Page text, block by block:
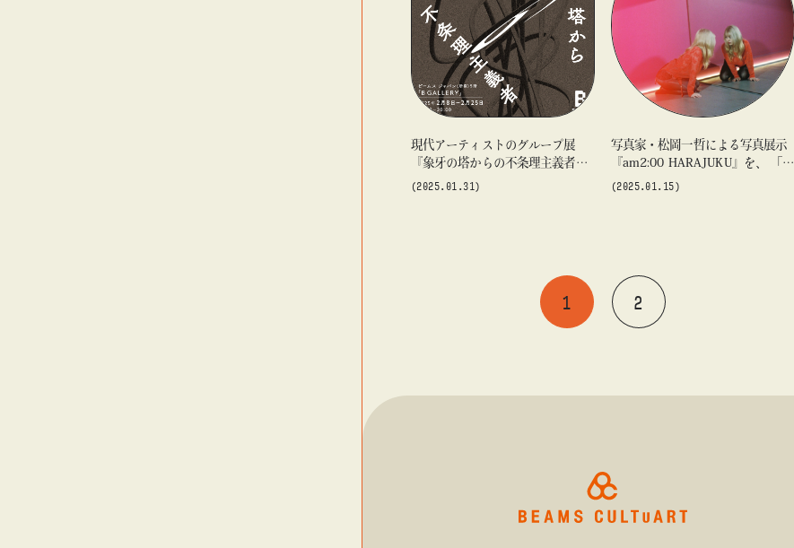
現代アーティストのグループ展
『象牙の塔からの不条理主義者』
開催
(2025.01.31)
写真家・松岡一哲による写真展示
『am2:00 HARAJUKU』を、 「ビ
ームス ジャパン（新宿）」5F〈B
(2025.01.15)
1 2